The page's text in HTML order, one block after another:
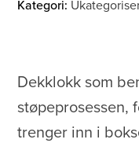
Kategori:
Dekklokk som
støpeprosessen,
trenger inn i